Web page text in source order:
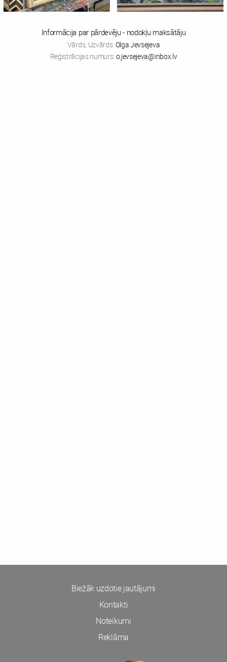
Informācija par pārdevēju - nodokļu maksātāju
Vārds, Uzvārds: Olga Jevsejeva
Reģistrācijas numurs: o.jevsejeva@inbox.lv
Biežāk uzdotie jautājumi
Kontakti
Noteikumi
Reklāma